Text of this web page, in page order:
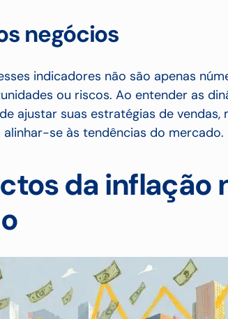
negócios
indicadores não são apenas
ou riscos. Ao entender as
ajustar suas estratégias de vendas,
se às tendências do mercado.
da inflação